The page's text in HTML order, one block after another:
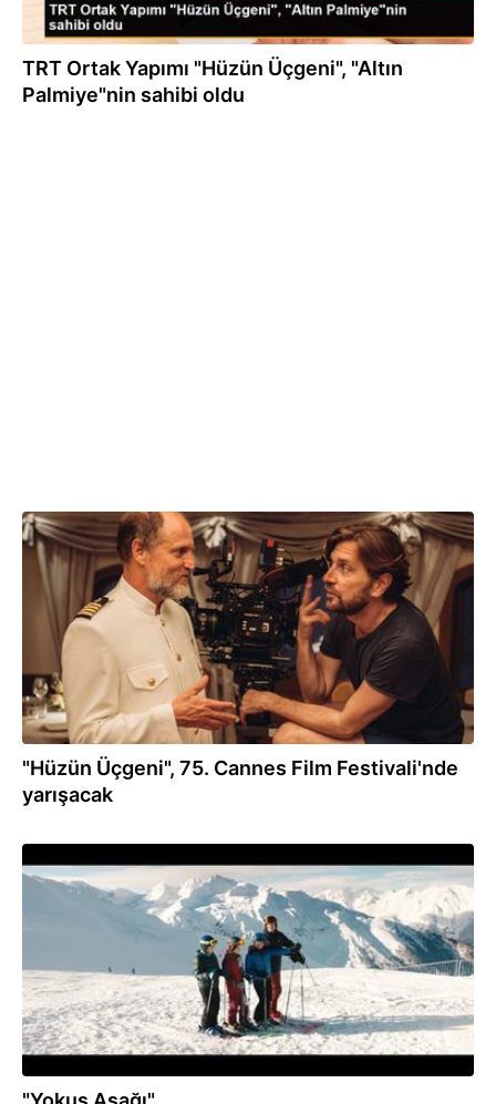
TRT Ortak Yapımı "Hüzün Üçgeni", "Altın
Palmiye"nin sahibi oldu
14.04.2022
"Hüzün Üçgeni", 75. Cannes Film Festivali'nde
yarışacak
05.03.2020